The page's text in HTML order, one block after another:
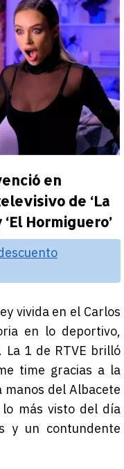
en
de ‘La
Hormiguero’
vivida en el Carlos
en lo deportivo,
1 de RTVE brilló
time gracias a la
manos del Albacete
lo más visto del día
y un contundente